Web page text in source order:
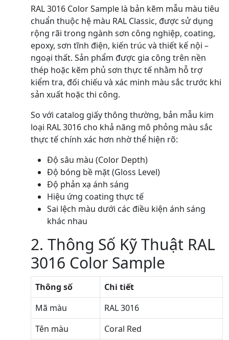
RAL 3016 Color Sample là bản kẽm mẫu màu tiêu
chuẩn thuộc hệ màu RAL Classic, được sử dụng
rộng rãi trong ngành sơn công nghiệp, coating,
epoxy, sơn tĩnh điện, kiến trúc và thiết kế nội –
ngoại thất. Sản phẩm được gia công trên nền
thép hoặc kẽm phủ sơn thực tế nhằm hỗ trợ
kiểm tra, đối chiếu và xác minh màu sắc trước khi
sản xuất hoặc thi công.
So với catalog giấy thông thường, bản mẫu kim
loại RAL 3016 cho khả năng mô phỏng màu sắc
thực tế chính xác hơn nhờ thể hiện rõ:
Độ sâu màu (Color Depth)
Độ bóng bề mặt (Gloss Level)
Độ phản xạ ánh sáng
Hiệu ứng coating thực tế
Sai lệch màu dưới các điều kiện ánh sáng
khác nhau
2. Thông Số Kỹ Thuật RAL
3016 Color Sample
Thông số
Chi tiết
Mã màu
RAL 3016
Tên màu
Coral Red